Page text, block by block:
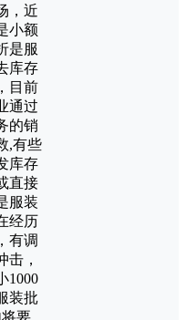
，近
小额
是服
库存
目前
通过
的销
,有些
库存
直接
服装
经历
有调
击，
1000
装批
要